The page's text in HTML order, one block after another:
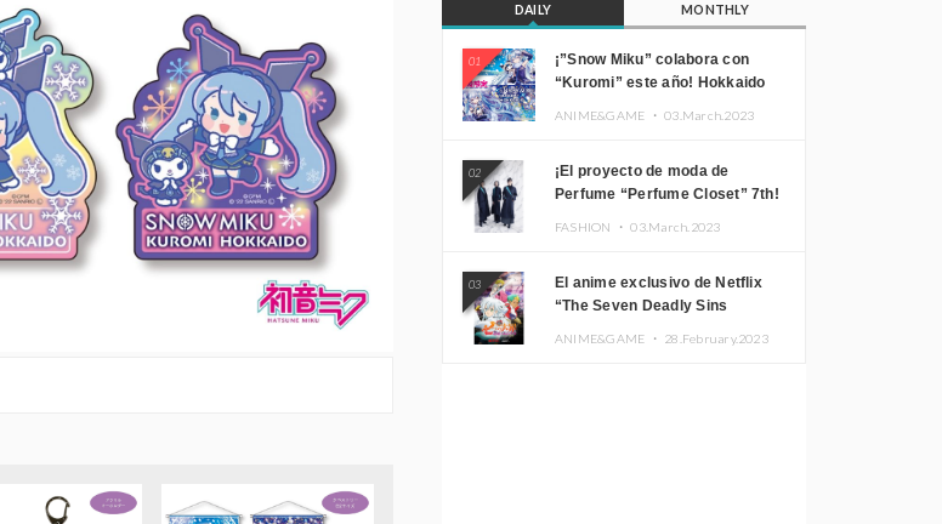
DAILY MONTHLY
01
¡”Snow Miku” colabora con
“Kuromi” este año! Hokkaido
ANIME&GAME ・03.March.2023
02
¡El proyecto de moda de
Perfume “Perfume Closet” 7th!
FASHION ・03.March.2023
03
El anime exclusivo de Netflix
“The Seven Deadly Sins
ANIME&GAME ・ 28.February.2023